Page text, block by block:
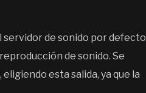
servidor de sonido por defecto
de sonido. Se
, eligiendo esta salida, ya que la